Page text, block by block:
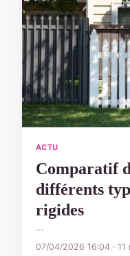
ACTU
Comparatif
différents
rigides
...
07/04/2026 16:04 · 11